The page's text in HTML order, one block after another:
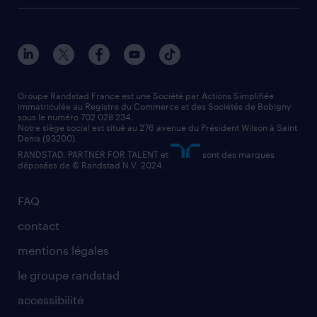
manutentionnaire
assistant administratif
comptable
contact entreprise
faq intérim / recrutement
nos agences par ville
nos agences par région
nos cabinets de recrutement
FAQ
contact
mentions légales
le groupe randstad
accessibilité
Groupe Randstad France est une Société par Actions Simplifiée
immatriculée au Registre du Commerce et des Sociétés de Bobigny
sous le numéro 702 028 234.
Notre siège social est situé au 276 avenue du Président Wilson à Saint
Denis (93200).
RANDSTAD, PARTNER FOR TALENT et
sont des marques
déposées de © Randstad N.V. 2024.